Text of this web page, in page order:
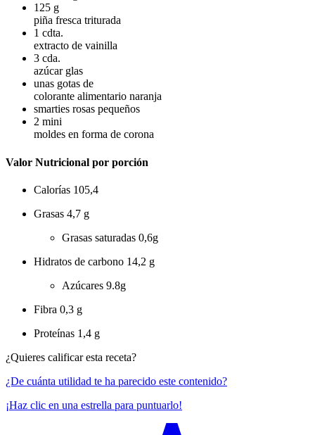
125 g
piña fresca triturada
1 cdta.
extracto de vainilla
3 cda.
azúcar glas
unas gotas de
colorante alimentario naranja
smarties rosas pequeños
2 mini
moldes en forma de corona
Valor Nutricional por porción
Calorías 105,4
Grasas 4,7 g
Grasas saturadas 0,6g
Hidratos de carbono 14,2 g
Azúcares 9.8g
Fibra 0,3 g
Proteínas 1,4 g
¿Quieres calificar esta receta?
¿De cuánta utilidad te ha parecido este contenido?
¡Haz clic en una estrella para puntuarlo!